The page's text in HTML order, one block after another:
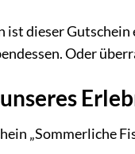
ist dieser
Oder
„Sommerliche